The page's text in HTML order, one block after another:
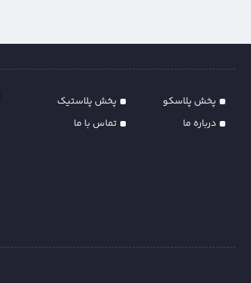
پخش پلاسکو
پخش پلاستیک
درباره ما
تماس با ما